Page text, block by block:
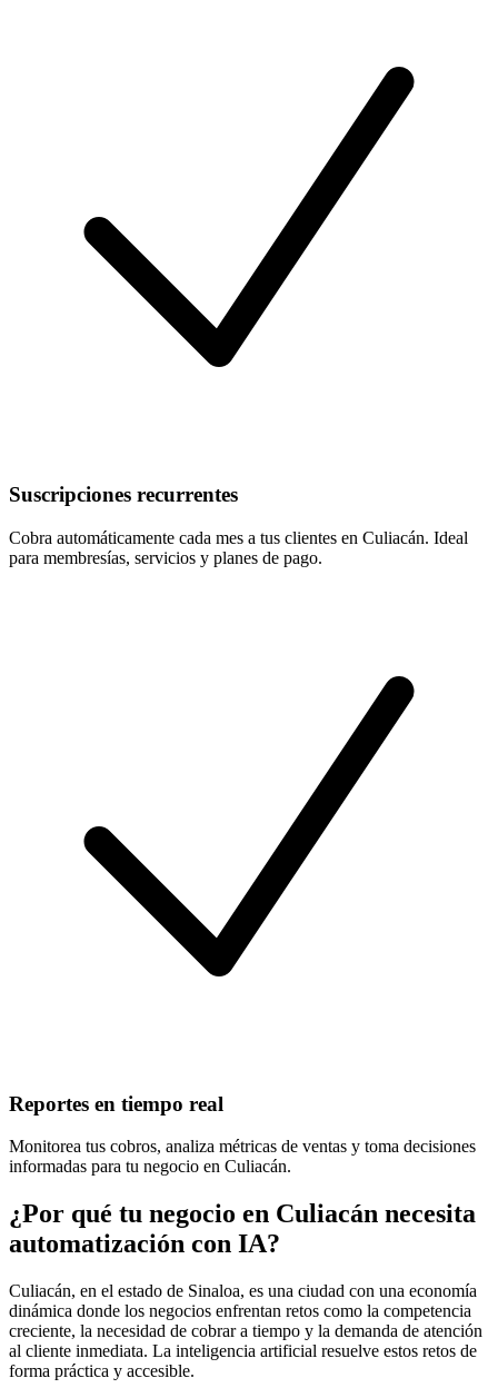
Suscripciones recurrentes
Cobra automáticamente cada mes a tus clientes en Culiacán. Ideal
para membresías, servicios y planes de pago.
Reportes en tiempo real
Monitorea tus cobros, analiza métricas de ventas y toma decisiones
informadas para tu negocio en Culiacán.
¿Por qué tu negocio en Culiacán necesita
automatización con IA?
Culiacán, en el estado de Sinaloa, es una ciudad con una economía
dinámica donde los negocios enfrentan retos como la competencia
creciente, la necesidad de cobrar a tiempo y la demanda de atención
al cliente inmediata. La inteligencia artificial resuelve estos retos de
forma práctica y accesible.